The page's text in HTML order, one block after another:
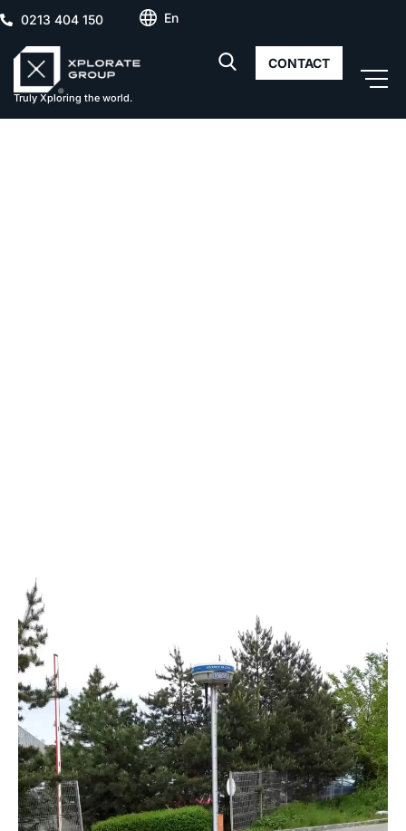
0213 404 150 En
Truly Xploring the world.
CONTACT